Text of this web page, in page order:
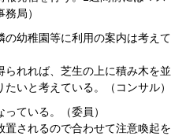
局）
幼稚園等に利用の案内は考えて
れれば、芝生の上に積み木を並
いと考えている。（コンサル）
ている。（委員）
置されるので合わせて注意喚起を